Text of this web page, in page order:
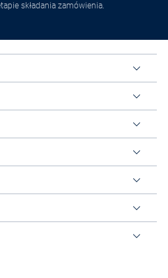
składania zamówienia.